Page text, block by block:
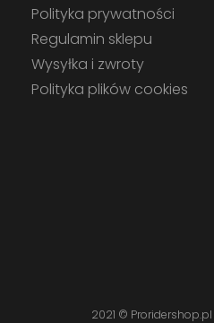
Polityka prywatności
Regulamin sklepu
Wysyłka i zwroty
Polityka plików cookies
2021 © Proridershop.pl